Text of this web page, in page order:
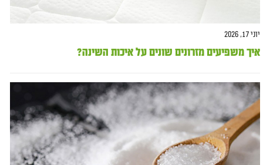
יוני 17, 2026
איך משפיעים מזרונים שונים על איכות השינה?